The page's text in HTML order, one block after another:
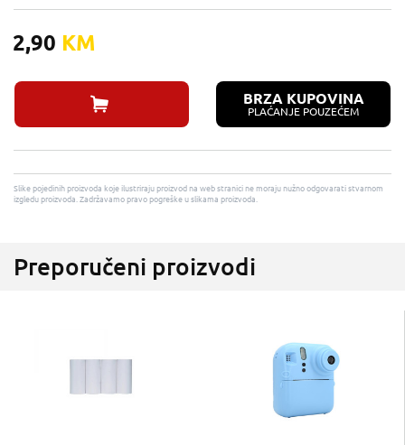
2,90 KM
BRZA KUPOVINA
PLAĆANJE POUZEĆEM
Slike pojedinih proizvoda koje ilustriraju proizvod na web stranici ne moraju nužno odgovarati stvarnom
izgledu proizvoda. Zadržavamo pravo pogreške u slikama proizvoda.
Preporučeni proizvodi